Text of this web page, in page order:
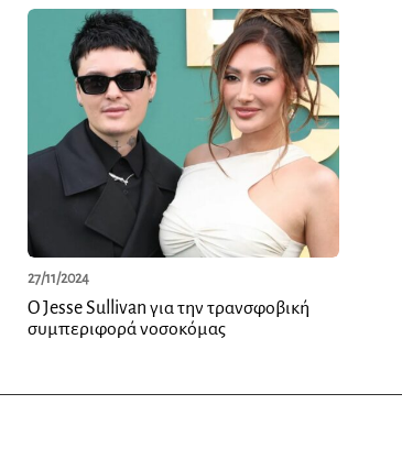
27/11/2024
Ο Jesse Sullivan για την τρανσφοβική
συμπεριφορά νοσοκόμας